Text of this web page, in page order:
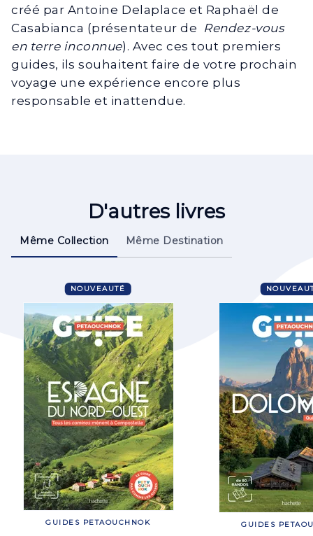
créé par Antoine Delaplace et Raphaël de
Casabianca (présentateur de Rendez-vous
en terre inconnue). Avec ces tout premiers
guides, ils souhaitent faire de votre prochain
voyage une expérience encore plus
responsable et inattendue.
D'autres livres
Même Collection Même Destination
NOUVEAUTÉ
GUIDES PETAOUCHNOK GUIDES